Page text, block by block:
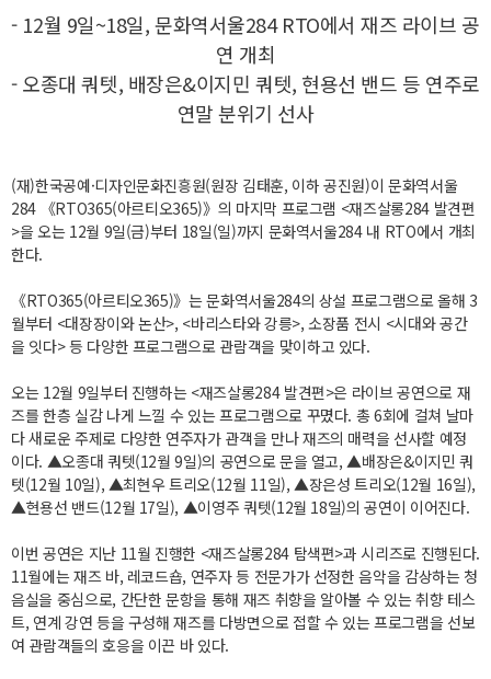
- 12월 9일~18일, 문화역서울284 RTO에서 재즈 라이브 공
연 개최
- 오종대 쿼텟, 배장은&이지민 쿼텟, 현용선 밴드 등 연주로
연말 분위기 선사
(재)한국공예·디자인문화진흥원(원장 김태훈, 이하 공진원)이 문화역서울
284 《RTO365(아르티오365)》의 마지막 프로그램 <재즈살롱284 발견편
>을 오는 12월 9일(금)부터 18일(일)까지 문화역서울284 내 RTO에서 개최
한다.
《RTO365(아르티오365)》는 문화역서울284의 상설 프로그램으로 올해 3
월부터 <대장장이와 논산>, <바리스타와 강릉>, 소장품 전시 <시대와 공간
을 잇다> 등 다양한 프로그램으로 관람객을 맞이하고 있다.
오는 12월 9일부터 진행하는 <재즈살롱284 발견편>은 라이브 공연으로 재
즈를 한층 실감 나게 느낄 수 있는 프로그램으로 꾸몄다. 총 6회에 걸쳐 날마
다 새로운 주제로 다양한 연주자가 관객을 만나 재즈의 매력을 선사할 예정
이다. ▲오종대 쿼텟(12월 9일)의 공연으로 문을 열고, ▲배장은&이지민 쿼
텟(12월 10일), ▲최현우 트리오(12월 11일), ▲장은성 트리오(12월 16일),
▲현용선 밴드(12월 17일), ▲이영주 쿼텟(12월 18일)의 공연이 이어진다.
이번 공연은 지난 11월 진행한 <재즈살롱284 탐색편>과 시리즈로 진행된다.
11월에는 재즈 바, 레코드숍, 연주자 등 전문가가 선정한 음악을 감상하는 청
음실을 중심으로, 간단한 문항을 통해 재즈 취향을 알아볼 수 있는 취향 테스
트, 연계 강연 등을 구성해 재즈를 다방면으로 접할 수 있는 프로그램을 선보
여 관람객들의 호응을 이끈 바 있다.